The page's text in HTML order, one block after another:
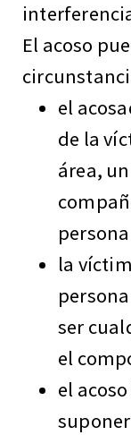
El acoso
el
de la
área,
la
ser
el
el